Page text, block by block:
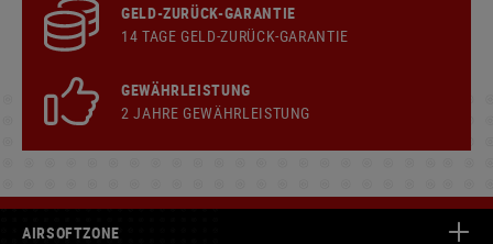
GELD-ZURÜCK-GARANTIE
14 TAGE GELD-ZURÜCK-GARANTIE
GEWÄHRLEISTUNG
2 JAHRE GEWÄHRLEISTUNG
AIRSOFTZONE